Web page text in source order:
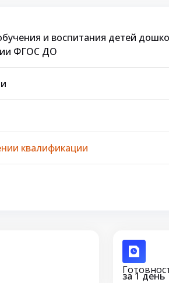
и воспитания детей
ФГОС ДО
квалификации
за 1 день